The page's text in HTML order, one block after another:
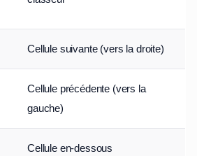
Cellule suivante (vers la droite)
Cellule précédente (vers la
gauche)
Cellule en-dessous